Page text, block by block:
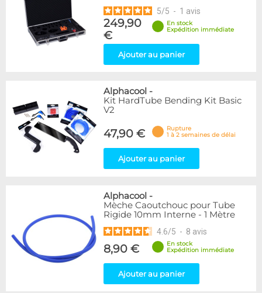
5/5 - 1 avis
249,90
€
En stock
Expédition immédiate
Ajouter au panier
Alphacool -
Kit HardTube Bending Kit Basic
V2
47,90 €
Rupture
1 à 2 semaines de délai
Ajouter au panier
Alphacool -
Mèche Caoutchouc pour Tube
Rigide 10mm Interne - 1 Mètre
4.6/5 - 8 avis
8,90 €
En stock
Expédition immédiate
Ajouter au panier